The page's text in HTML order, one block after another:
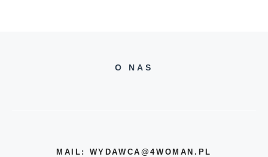
O NAS
MAIL: WYDAWCA@4WOMAN.PL